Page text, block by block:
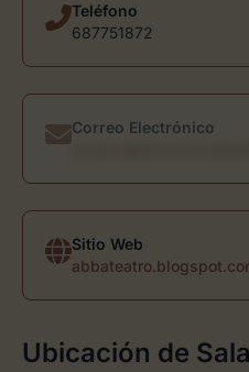
Teléfono
687751872
Correo Electrónico
Sitio Web
Ubicación de